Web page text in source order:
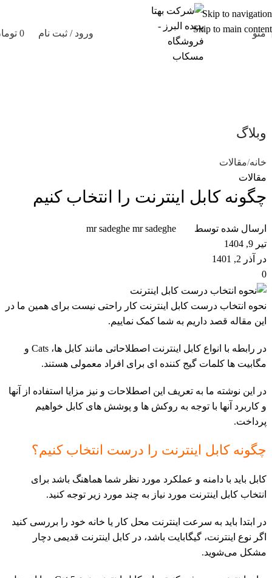
Skip to navigation
Skip to main content
منو ورود / ثبت نام 0
وبلاگ
خانه مقالات
مقالات
چگونه کابل اینترنت را انتخاب کنیم
ارسال شده توسط
mr sadeghe mr sadeghe
تیر 9, 1404
در آذر 2, 1401
0
نحوه انتخاب درست کابل اینترنت کار راحتی نیست برای همین ما در
این مقاله قصد داریم به شما کمک نماییم.
در رابطه با انواع کابل اینترنت اصطلاحاتی مانند کابل ها، Cats و
مگابیت ها کلمات گیج کننده ای برای افراد معمولی هستند.
در این نوشته ما به تعریف این اصطلاحات و نیز مزایا استفاده از آنها
و کاربرد آنها با توجه به روکش ها و پوشش های کابل خواهیم
پرداخت.
چگونه کابل اینترنت را درست انتخاب کنیم؟
کابل باید با دامنه و عملکرد مورد نظر شما هماهنگ باشد برای
انتخاب کابل اینترنت مورد نیاز به چند مورد زیر توجه کنید.
در ابتدا باید به سرعت اینترنت محل کار یا خانه خود را بررسی کنید
اگر نوع اینترنت، گیگابایت باشد، در کابل اینترنت قدیمی دچار
مشکل می‌شوید.